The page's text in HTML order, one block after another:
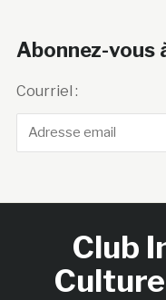
Abonnez-vous
Courriel :
Club